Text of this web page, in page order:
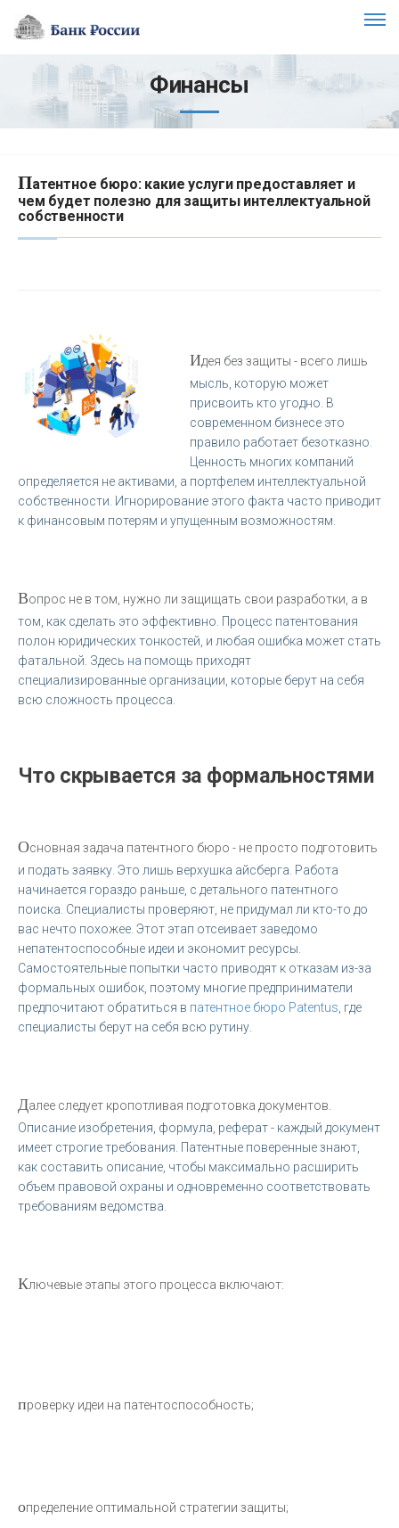
Финансы
Патентное бюро: какие услуги предоставляет и
чем будет полезно для защиты интеллектуальной
собственности
Идея без защиты - всего лишь
мысль, которую может
присвоить кто угодно. В
современном бизнесе это
правило работает безотказно.
Ценность многих компаний
определяется не активами, а портфелем интеллектуальной
собственности. Игнорирование этого факта часто приводит
к финансовым потерям и упущенным возможностям.
Вопрос не в том, нужно ли защищать свои разработки, а в
том, как сделать это эффективно. Процесс патентования
полон юридических тонкостей, и любая ошибка может стать
фатальной. Здесь на помощь приходят
специализированные организации, которые берут на себя
всю сложность процесса.
Что скрывается за формальностями
Основная задача патентного бюро - не просто подготовить
и подать заявку. Это лишь верхушка айсберга. Работа
начинается гораздо раньше, с детального патентного
поиска. Специалисты проверяют, не придумал ли кто-то до
вас нечто похожее. Этот этап отсеивает заведомо
непатентоспособные идеи и экономит ресурсы.
Самостоятельные попытки часто приводят к отказам из-за
формальных ошибок, поэтому многие предприниматели
предпочитают обратиться в патентное бюро Patentus , где
специалисты берут на себя всю рутину.
Далее следует кропотливая подготовка документов.
Описание изобретения, формула, реферат - каждый документ
имеет строгие требования. Патентные поверенные знают,
как составить описание, чтобы максимально расширить
объем правовой охраны и одновременно соответствовать
требованиям ведомства.
Ключевые этапы этого процесса включают:
проверку идеи на патентоспособность;
определение оптимальной стратегии защиты;